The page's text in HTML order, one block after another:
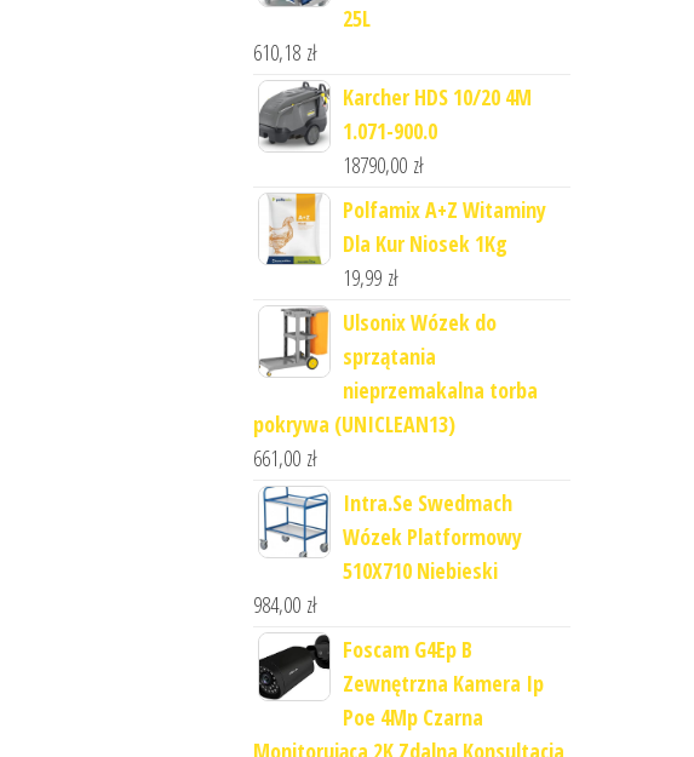
25L
610,18 zł
Karcher HDS 10/20 4M
1.071-900.0
18790,00 zł
Polfamix A+Z Witaminy
Dla Kur Niosek 1Kg
19,99 zł
Ulsonix Wózek do
sprzątania
nieprzemakalna torba
pokrywa (UNICLEAN13)
661,00 zł
Intra.Se Swedmach
Wózek Platformowy
510X710 Niebieski
984,00 zł
Foscam G4Ep B
Zewnętrzna Kamera Ip
Poe 4Mp Czarna
Monitorująca 2K Zdalna Konsultacja